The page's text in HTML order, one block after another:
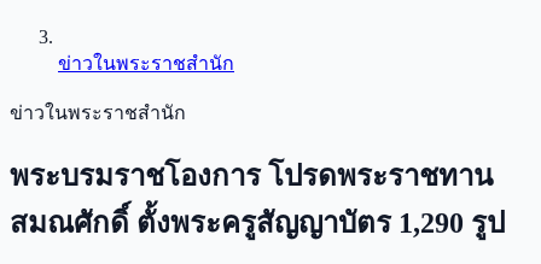
ข่าวในพระราชสำนัก
ข่าวในพระราชสำนัก
พระบรมราชโองการ โปรดพระราชทาน
สมณศักดิ์ ตั้งพระครูสัญญาบัตร 1,290 รูป